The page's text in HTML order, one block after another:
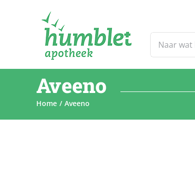
naar:
Aveeno
Home Aveeno